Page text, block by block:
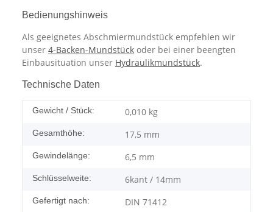
Bedienungshinweis
Als geeignetes Abschmiermundstück empfehlen wir
unser 4-Backen-Mundstück oder bei einer beengten
Einbausituation unser Hydraulikmundstück.
Technische Daten
Gewicht / Stück: 0,010 kg
Gesamthöhe: 17,5 mm
Gewindelänge: 6,5 mm
Schlüsselweite: 6kant / 14mm
Gefertigt nach: DIN 71412